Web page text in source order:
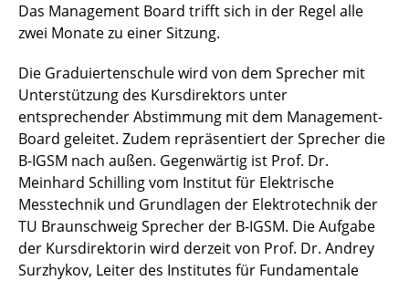
Das Management Board trifft sich in der Regel alle
zwei Monate zu einer Sitzung.
Die Graduiertenschule wird von dem Sprecher mit
Unterstützung des Kursdirektors unter
entsprechender Abstimmung mit dem Management-
Board geleitet. Zudem repräsentiert der Sprecher die
B-IGSM nach außen. Gegenwärtig ist Prof. Dr.
Meinhard Schilling vom Institut für Elektrische
Messtechnik und Grundlagen der Elektrotechnik der
TU Braunschweig Sprecher der B-IGSM. Die Aufgabe
der Kursdirektorin wird derzeit von Prof. Dr. Andrey
Surzhykov, Leiter des Institutes für Fundamentale